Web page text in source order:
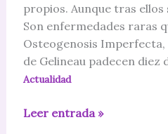
propios. Aunque tras ellos
Son enfermedades raras
Osteogenosis
de Gelineau padecen diez
Actualidad
Seis
Leer entrada »